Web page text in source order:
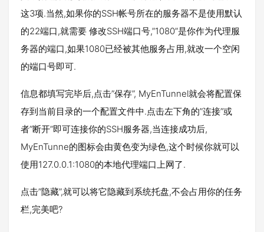
这3项.当然,如果你的SSH帐号所在的服务器不是使用默认
的22端口,就需要 修改SSH端口号,”1080”是你作为代理服
务器的端口,如果1080已经被其他服务占用,就改一个空闲
的端口号即可.
信息都填写完毕后,点击”保存”, MyEnTunnel就会将配置保
存到当前目录的一个配置文件中.点击左下角的”连接”或
者”断开”即可连接你的SSH服务器,当连接成功后,
MyEnTunne的图标会由黄色变为绿色,这个时候你就可以
使用127.0.0.1:1080的本地代理端口上网了.
点击”隐藏”,就可以将它隐藏到系统托盘,不会占用你的任务
栏,完美吧?